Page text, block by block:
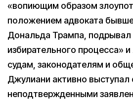
«вопиющим образом
положением адвоката
Дональда Трампа, подрывал
избирательного процесса»
судам, законодателям и
Джулиани активно выступал
неподтвержденными